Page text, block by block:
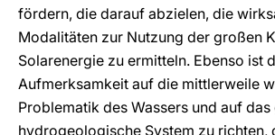
fördern, die darauf abzielen, die
Modalitäten zur Nutzung der großen
Solarenergie zu ermitteln. Ebenso ist
Aufmerksamkeit auf die mittlerweile
Problematik des Wassers und auf
hydrogeologische System zu richten,